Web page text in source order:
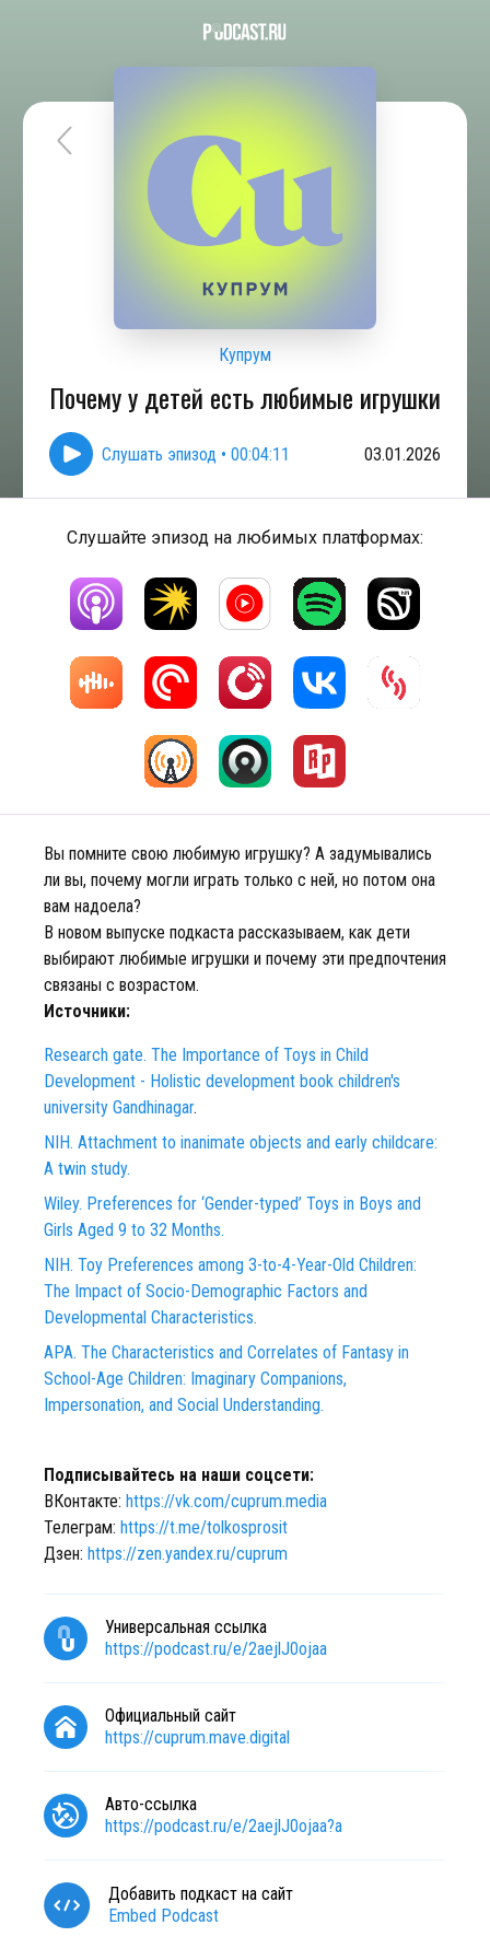
Купрум
Почему у детей есть любимые игрушки
Слушать эпизод • 00:04:11 03.01.2026
Слушайте эпизод на любимых платформах:
Вы помните свою любимую игрушку? А задумывались
ли вы, почему могли играть только с ней, но потом она
вам надоела?
В новом выпуске подкаста рассказываем, как дети
выбирают любимые игрушки и почему эти предпочтения
связаны с возрастом.
Источники:
Research gate. The Importance of Toys in Child
Development - Holistic development book children's
university Gandhinagar.
NIH. Attachment to inanimate objects and early childcare:
A twin study.
Wiley. Preferences for ‘Gender-typed’ Toys in Boys and
Girls Aged 9 to 32 Months.
NIH. Toy Preferences among 3-to-4-Year-Old Children:
The Impact of Socio-Demographic Factors and
Developmental Characteristics.
APA. The Characteristics and Correlates of Fantasy in
School-Age Children: Imaginary Companions,
Impersonation, and Social Understanding.
Подписывайтесь на наши соцсети:
ВКонтакте: https://vk.com/cuprum.media
Телеграм: https://t.me/tolkosprosit
Дзен: https://zen.yandex.ru/cuprum
Универсальная ссылка
https://podcast.ru/e/2aejlJ0ojaa
Официальный сайт
https://cuprum.mave.digital
Авто-ссылка
https://podcast.ru/e/2aejlJ0ojaa?a
Добавить подкаст на сайт
Embed Podcast